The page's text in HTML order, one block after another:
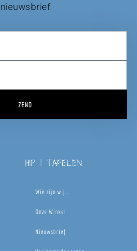
nieuwsbrief
ZEND
HIP | TAFELEN
Wie zijn wij…
Onze Winkel
Nieuwsbrief